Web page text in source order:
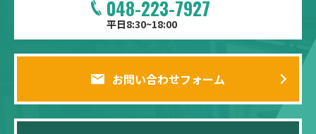
048-223-7927
平日8:30~18:00
お問い合わせフォーム